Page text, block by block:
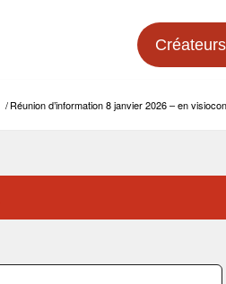
/Réunion d’information 8 janvier 2026 – en